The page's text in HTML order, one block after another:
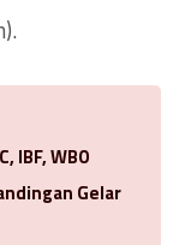
IBF, WBO
Gelar